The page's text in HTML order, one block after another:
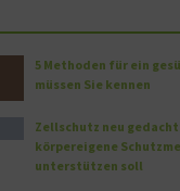
5 Methoden für ein
müssen Sie kennen
Zellschutz neu gedacht:
körpereigene
unterstützen soll